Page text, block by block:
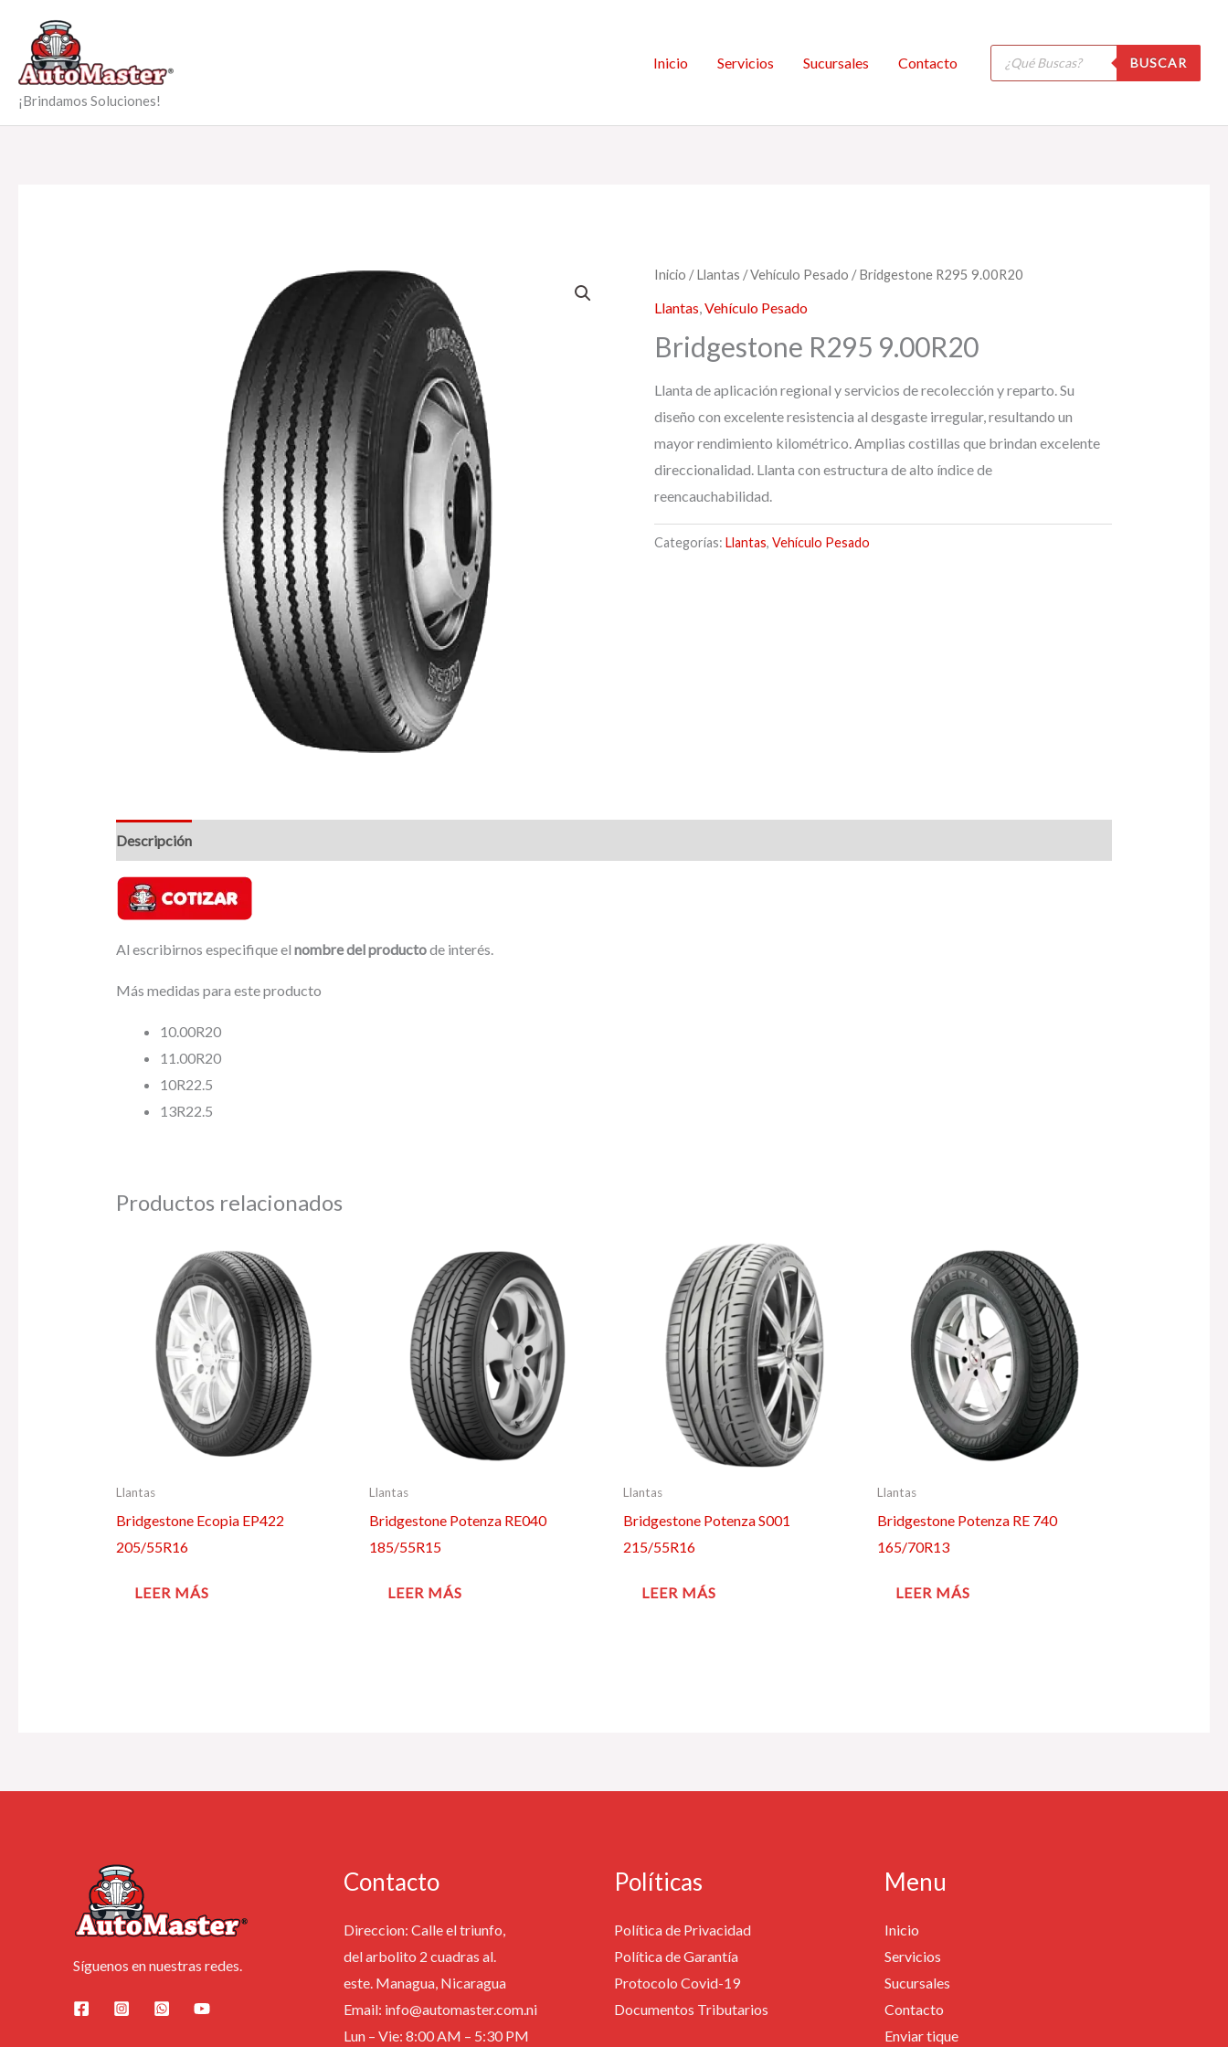
contenido
¡Brindamos Soluciones!
Inicio Servicios Sucursales Contacto
Búsqueda
productos
BUSCAR
Inicio /Llantas /Vehículo Pesado / Bridgestone R295 9.00R20
Llantas,Vehículo Pesado
Bridgestone R295 9.00R20
Llanta de aplicación regional y servicios de recolección y reparto. Su
diseño con excelente resistencia al desgaste irregular, resultando un
mayor rendimiento kilométrico. Amplias costillas que brindan excelente
direccionalidad. Llanta con estructura de alto índice de
reencauchabilidad.
Categorías: Llantas, Vehículo Pesado
Descripción
Al escribirnos especifique el nombre del productode interés.
Más medidas para este producto
10.00R20
11.00R20
10R22.5
13R22.5
Productos relacionados
Llantas
Bridgestone Ecopia EP422
205/55R16
LEER MÁS
Llantas
Bridgestone Potenza RE040
185/55R15
LEER MÁS
Llantas
Bridgestone Potenza S001
215/55R16
LEER MÁS
Llantas
Bridgestone Potenza RE 740
165/70R13
LEER MÁS
Síguenos en nuestras redes.
Contacto
Direccion: Calle el triunfo,
del arbolito 2 cuadras al.
este. Managua, Nicaragua
Email: info@automaster.com.ni
Lun – Vie: 8:00 AM – 5:30 PM
Políticas
Política de Privacidad
Política de Garantía
Protocolo Covid-19
Documentos Tributarios
Menu
Inicio
Servicios
Sucursales
Contacto
Enviar tique